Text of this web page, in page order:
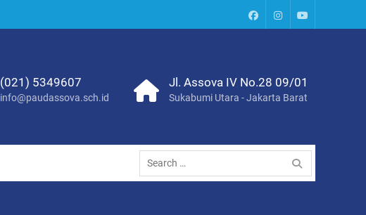
PaudInstagram
Youtube
(021) 5349607
info@paudassova.sch.id
Jl. Assova IV No.28 09/01
Sukabumi Utara - Jakarta Barat
Search
for: